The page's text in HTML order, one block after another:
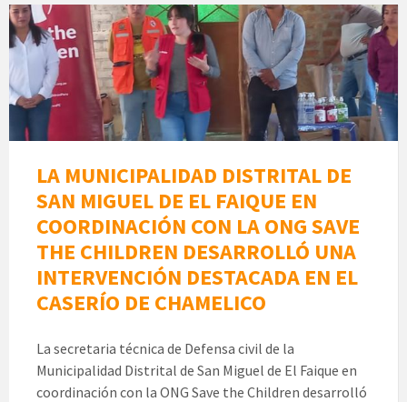
LA MUNICIPALIDAD DISTRITAL DE
SAN MIGUEL DE EL FAIQUE EN
COORDINACIÓN CON LA ONG SAVE
THE CHILDREN DESARROLLÓ UNA
INTERVENCIÓN DESTACADA EN EL
CASERÍO DE CHAMELICO
La secretaria técnica de Defensa civil de la
Municipalidad Distrital de San Miguel de El Faique en
coordinación con la ONG Save the Children desarrolló